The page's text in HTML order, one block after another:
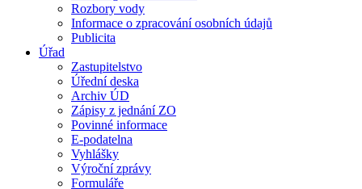
Rozbory vody
Informace o zpracování osobních údajů
Publicita
Úřad
Zastupitelstvo
Úřední deska
Archiv ÚD
Zápisy z jednání ZO
Povinné informace
E-podatelna
Vyhlášky
Výroční zprávy
Formuláře